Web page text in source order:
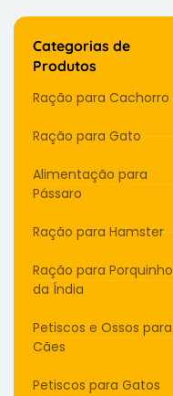
Categorias de
Produtos
Ração para Cachorro
Ração para Gato
Alimentação para
Pássaro
Ração para Hamster
Ração para Porquinho
da Índia
Petiscos e Ossos para
Cães
Petiscos para Gatos